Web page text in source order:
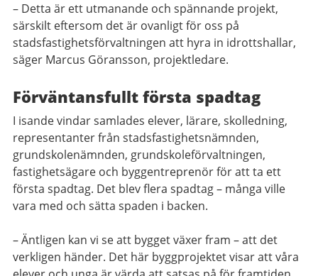
– Detta är ett utmanande och spännande projekt,
särskilt eftersom det är ovanligt för oss på
stadsfastighetsförvaltningen att hyra in idrottshallar,
säger Marcus Göransson, projektledare.
Förväntansfullt första spadtag
I isande vindar samlades elever, lärare, skolledning,
representanter från stadsfastighetsnämnden,
grundskolenämnden, grundskoleförvaltningen,
fastighetsägare och byggentreprenör för att ta ett
första spadtag. Det blev flera spadtag – många ville
vara med och sätta spaden i backen.
– Äntligen kan vi se att bygget växer fram – att det
verkligen händer. Det här byggprojektet visar att våra